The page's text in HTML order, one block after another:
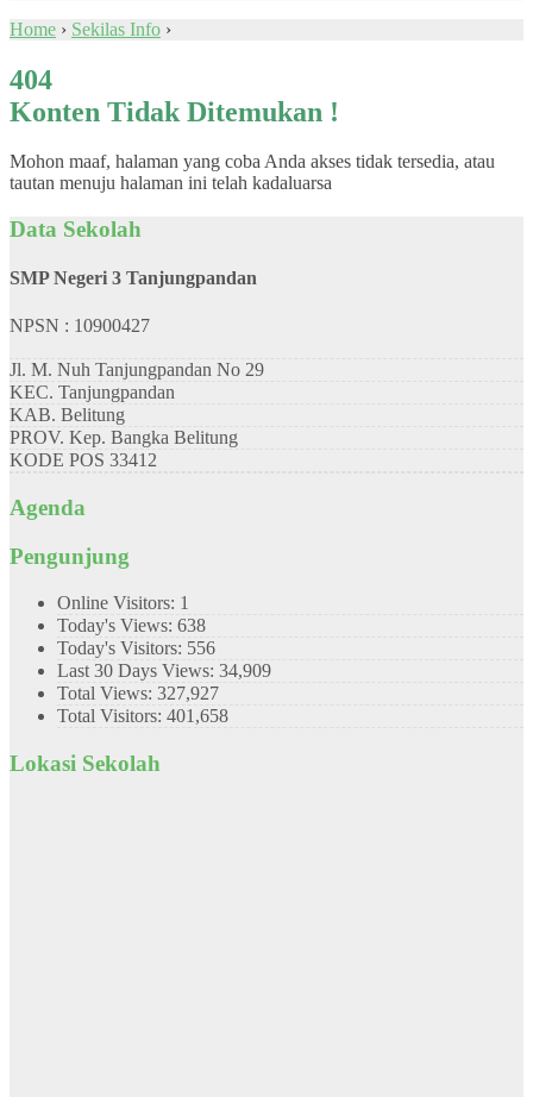
Home › Sekilas Info ›
404
Konten Tidak Ditemukan !
Mohon maaf, halaman yang coba Anda akses tidak tersedia, atau
tautan menuju halaman ini telah kadaluarsa
Data Sekolah
SMP Negeri 3 Tanjungpandan
NPSN : 10900427
Jl. M. Nuh Tanjungpandan No 29
KEC. Tanjungpandan
KAB. Belitung
PROV. Kep. Bangka Belitung
KODE POS 33412
Agenda
Pengunjung
Online Visitors: 1
Today's Views: 638
Today's Visitors: 556
Last 30 Days Views: 34,909
Total Views: 327,927
Total Visitors: 401,658
Lokasi Sekolah